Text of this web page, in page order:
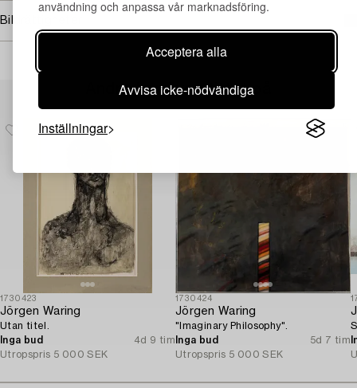
användning och anpassa vår marknadsföring.
Acceptera alla
Avvisa icke-nödvändiga
Inställningar
Bildrättigheter
Andra har även tittat på
1730423
Jörgen Waring
Utan titel.
Inga bud
4d 9 tim
Utropspris 5 000 SEK
1730424
Jörgen Waring
"Imaginary Philosophy".
Inga bud
5d 7 tim
Utropspris 5 000 SEK